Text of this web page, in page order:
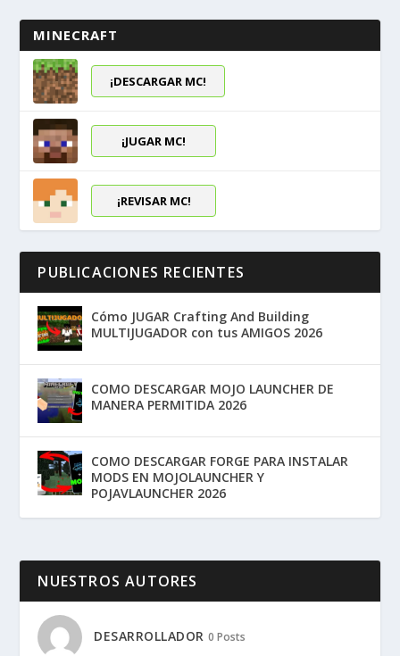
MINECRAFT
¡DESCARGAR MC!
¡JUGAR MC!
¡REVISAR MC!
PUBLICACIONES RECIENTES
Cómo JUGAR Crafting And Building
MULTIJUGADOR con tus AMIGOS 2026
COMO DESCARGAR MOJO LAUNCHER DE
MANERA PERMITIDA 2026
COMO DESCARGAR FORGE PARA INSTALAR
MODS EN MOJOLAUNCHER Y
POJAVLAUNCHER 2026
NUESTROS AUTORES
DESARROLLADOR 0 Posts